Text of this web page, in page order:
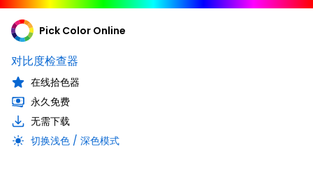
Pick Color Online
对比度检查器
在线拾色器
永久免费
无需下载
切换浅色 / 深色模式